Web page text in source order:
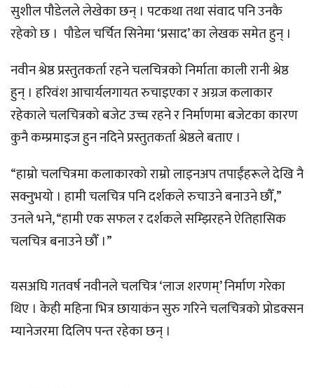
सुशील पौडेलले लेखेका छन् । पटकथा तथा संवाद पनि उनकै
रहेको छ । पौडेल चर्चित सिनेमा ‘प्रसाद’ का लेखक समेत हुन् ।
नवीन श्रेष्ठ प्रस्तुतकर्ता रहने चलचित्रको निर्माता काली रानी श्रेष्ठ
हुन् । हरिवंश आचार्यलगायत रुचाइएका र अग्रज कलाकार
रहेकाले चलचित्रको बजेट उच्च रहने र निर्माणमा बजेटका कारण
कुनै कम्प्रमाइज हुन नदिने प्रस्तुतकर्ता श्रेष्ठले बताए ।
“हाम्रो चलचित्रमा कलाकारको राम्रो लाइनअप तपाईंहरूले देखि नै
सक्नुभयो । हामी चलचित्र पनि दर्शकले रुचाउने बनाउने छौँ,”
उनले भने, “हामी एक सफल र दर्शकले सम्झिरहने ऐतिहासिक
चलचित्र बनाउने छौँ ।”
यसअघि गतवर्ष नवीनले चलचित्र ‘लाज शरणम्’ निर्माण गरेका
थिए । केही महिना भित्र छायाकंन सुरु गरिने चलचित्रको प्रोडक्सन
म्यानेजरमा दिलिप पन्त रहेका छन् ।